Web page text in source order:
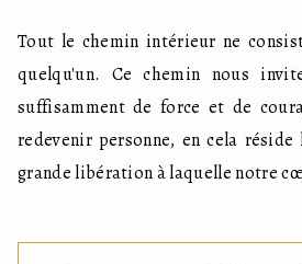
Tout le chemin intérieur ne
quelqu'un. Ce chemin nous
suffisamment de force et de
redevenir personne, en cela
grande libération à laquelle notre